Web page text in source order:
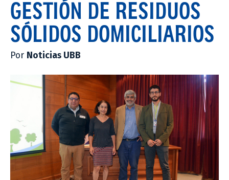
GESTIÓN DE RESIDUOS
SÓLIDOS DOMICILIARIOS
Por Noticias UBB